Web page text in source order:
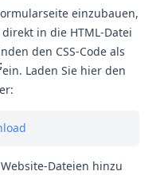
einzubauen,
in die HTML-Datei
den CSS-Code als
Laden Sie hier den
Dateien hinzu